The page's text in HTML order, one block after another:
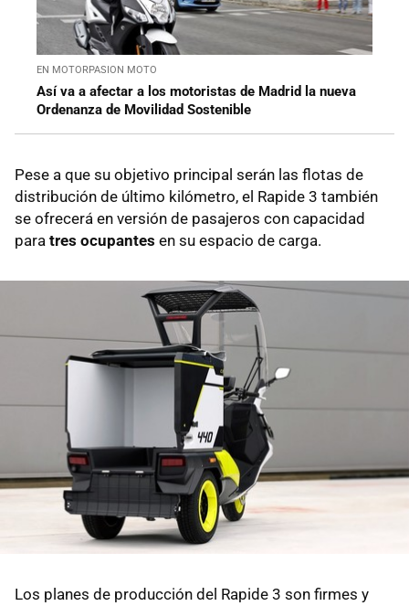
EN MOTORPASION MOTO
Así va a afectar a los motoristas de Madrid la nueva
Ordenanza de Movilidad Sostenible
Pese a que su objetivo principal serán las flotas de
distribución de último kilómetro, el Rapide 3 también
se ofrecerá en versión de pasajeros con capacidad
para tres ocupantes en su espacio de carga.
Los planes de producción del Rapide 3 son firmes y